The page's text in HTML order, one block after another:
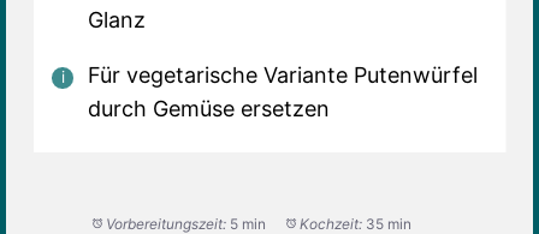
Glanz
Für vegetarische Variante Putenwürfel
durch Gemüse ersetzen
Vorbereitungszeit: 5 min Kochzeit: 35 min